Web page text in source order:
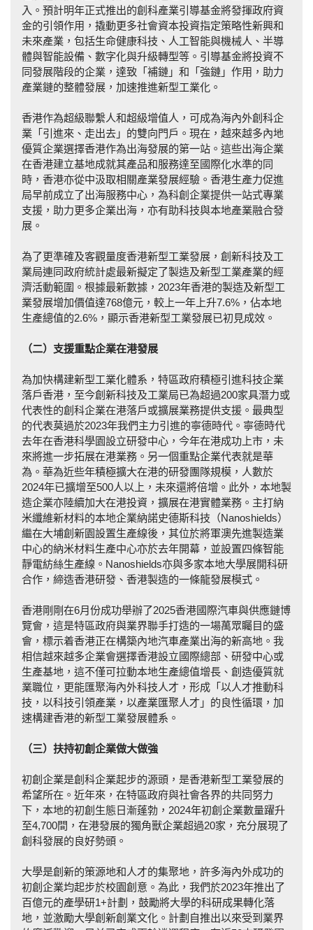
入。預計明年正式推出的創科產業引導基金將發揮政府資
金的引領作用，撬動更多社會資本投資指定策略性新興和
未來產業，包括生命健康科技、人工智能與機械人、半導
體與智能設備、數字化與升級轉型等。引導基金將投資不
同發展階段的企業，達致「補鏈」和「強鏈」作用，助力
產業鏈的整體發展，加速推進新型工業化。
香港作為超級聯繫人和超級增值人，可成為海內外創科企
業「引進來、走出去」的雙向門戶。現在，越來越多內地
優質企業選擇香港作為出海發展的第一站。這些出海企業
在香港建立基地成就其產品和服務達至國際化水準的同
時，香港亦從中汲取相關產業發展經驗。香港生產力促進
局早前成立了出海服務中心，為科創企業提供一站式專業
支援，助力更多企業出海，亦有助科技與本地產業融合發
展。
為了更準確及客觀量度香港新型工業發展，創新科技及工
業局連同政府統計處最新擬定了製造及新型工業產業的經
濟活動範圍。根據最新數據，2023年香港的製造及新型工
業發展增加價值達768億元，較上一年上升7.6%，佔本地
生產總值的2.6%，顯示香港新型工業發展已初見成效。
（二）支援重點企業在港發展
為加快構建新型工業化體系，特區政府積極引進科技企業
落戶香港，至今創新科技及工業局已為超過200家具潛力或
代表性的創科企業在港落戶或擴展業務提供支援。最典型
的代表莫過於2023年我們主力引進的寧德時代。寧德時代
去年在香港科學園設立研發中心，今年在港成功上市，未
來將進一步拓展在港業務。另一個重點企業代表就是華
為。華為近些年積極擴大在港的研發團隊規模，人數於
2024年已擴增至500人以上，未來還將倍增。此外，本地製
造企業亦陸續加大在港投資，擴展在港實體業務。主打納
米纖維新材料的本地企業納諾史德斯科技（Nanoshields）
繼在大埔創新園設置生產線後，其位於將軍澳先進製造業
中心的納米材料生產中心亦於去年開幕，並設置四條智能
靜電紡絲生產線。Nanoshields亦與多家本地大學展開科研
合作，締造香港研發、香港製造的一條龍發展模式。
香港剛剛在6月份成功舉辦了2025香港國際汽車與供應鏈博
覽會，這是特區政府與業界聯手打造的一場萬眾矚目的盛
會，標示着香港正在構築內地汽車產業出海的新高地。我
相信越來越多企業會選擇香港設立國際總部、研發中心或
生產基地，這不僅可拉動本地生產總值增長、創造優質就
業職位，更能匯聚海內外科技人才，形成「以人才推動科
技，以科技引領產業，以產業匯聚人才」的良性循環，加
速構建香港的新型工業發展體系。
（三）扶持初創企業做大做強
初創企業是創科企業起步的源頭，是香港新型工業發展的
希望所在。近年來，在特區政府與社會各界的共同努力
下，本地的初創生態日漸蓬勃，2024年初創企業數量躍升
至4,700間，在港發展的獨角獸企業超過20家，充分展現了
創科發展的良好勢頭。
大學是創新的策源地和人才的集聚地，許多海內外成功的
初創企業均起步於校園創意。為此，我們於2023年推出了
百億元的產學研1+計劃，鼓勵將大學的科研成果轉化落
地，並激勵大學創新創業文化。計劃自推出以來受到業界